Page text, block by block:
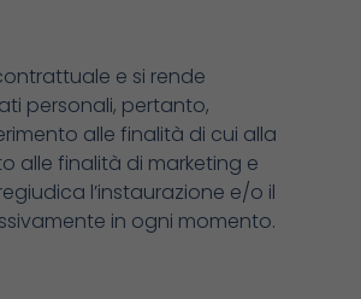
e si rende
personali, pertanto,
alle finalità di cui alla
alle finalità di marketing e
l’instaurazione e/o il
in ogni momento.